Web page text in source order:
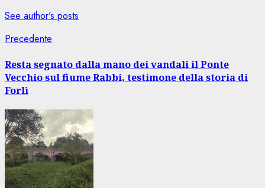
See author's posts
Navigazione
articolo
Precedente
Resta segnato dalla mano dei vandali il Ponte
Vecchio sul fiume Rabbi, testimone della storia di
Forlì